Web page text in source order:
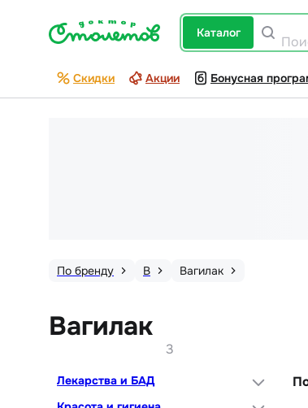
каталог
Скидки Акции Бонусная
По бренду В Вагилак
Вагилак
3
Лекарства и БАД